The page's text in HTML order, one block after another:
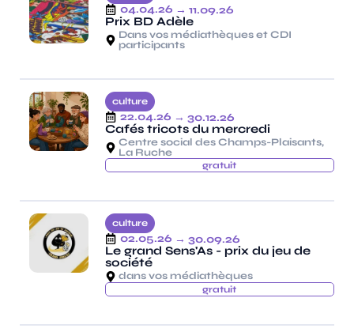
04.04.26 → 11.09.26
Prix BD Adèle
Dans vos médiathèques et CDI
participants
culture
22.04.26 → 30.12.26
Cafés tricots du mercredi
Centre social des Champs-Plaisants,
La Ruche
gratuit
culture
02.05.26 → 30.09.26
Le grand Sens'As - prix du jeu de
société
dans vos médiathèques
gratuit